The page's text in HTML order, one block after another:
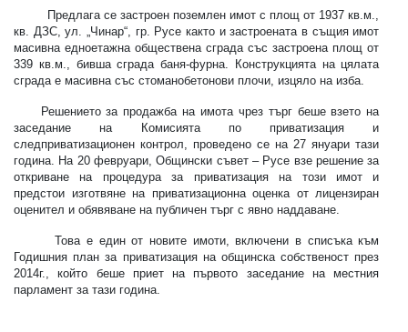
Предлага се застроен поземлен имот с площ от 1937 кв.м.,
кв. ДЗС, ул. „Чинар“, гр. Русе както и застроената в същия имот
масивна едноетажна обществена сграда със застроена площ от
339 кв.м., бивша сграда баня-фурна. Конструкцията на цялата
сграда е масивна със стоманобетонови плочи, изцяло на изба.
Решението за продажба на имота чрез търг беше взето на
заседание на Комисията по приватизация и
следприватизационен контрол, проведено се на 27 януари тази
година. На 20 февруари, Общински съвет – Русе взе решение за
откриване на процедура за приватизация на този имот и
предстои изготвяне на приватизационна оценка от лицензиран
оценител и обявяване на публичен търг с явно наддаване.
Това е един от новите имоти, включени в списъка към
Годишния план за приватизация на общинска собственост през
2014г., който беше приет на първото заседание на местния
парламент за тази година.